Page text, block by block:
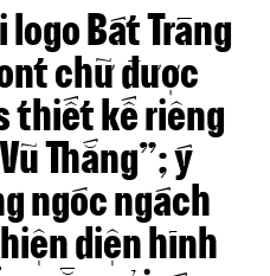
Bát Tràng
chữ được
thiết kế riêng
Thắng”; ý
ngóc ngách
diện hình